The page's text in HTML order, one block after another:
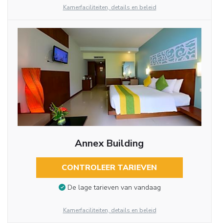
Kamerfaciliteiten, details en beleid
Annex Building
CONTROLEER TARIEVEN
De lage tarieven van vandaag
Kamerfaciliteiten, details en beleid